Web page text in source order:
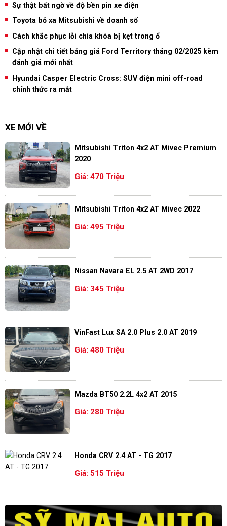
Sự thật bất ngờ về độ bền pin xe điện
Toyota bỏ xa Mitsubishi về doanh số
Cách khắc phục lỗi chìa khóa bị kẹt trong ổ
Cập nhật chi tiết bảng giá Ford Territory tháng 02/2025 kèm
đánh giá mới nhất
Hyundai Casper Electric Cross: SUV điện mini off-road
chính thức ra mắt
XE MỚI VỀ
Mitsubishi Triton 4x2 AT Mivec Premium
2020
Giá: 470 Triệu
Mitsubishi Triton 4x2 AT Mivec 2022
Giá: 495 Triệu
Nissan Navara EL 2.5 AT 2WD 2017
Giá: 345 Triệu
VinFast Lux SA 2.0 Plus 2.0 AT 2019
Giá: 480 Triệu
Mazda BT50 2.2L 4x2 AT 2015
Giá: 280 Triệu
Honda CRV 2.4 AT - TG 2017
Giá: 515 Triệu